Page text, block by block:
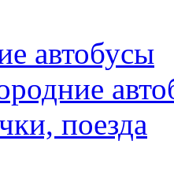
автобусы
поезда